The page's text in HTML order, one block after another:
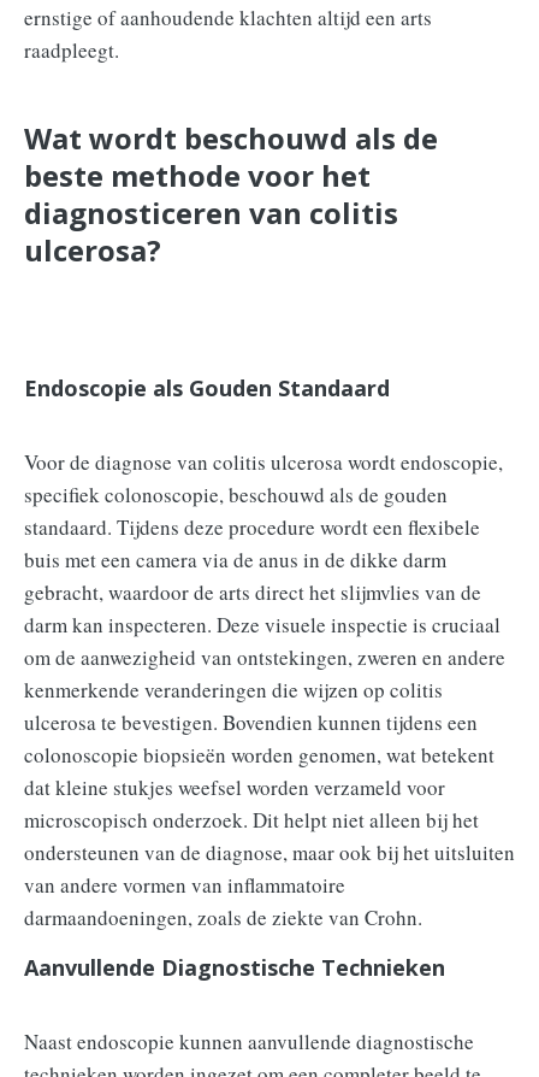
ernstige of aanhoudende klachten altijd een arts
raadpleegt.
Wat wordt beschouwd als de
beste methode voor het
diagnosticeren van colitis
ulcerosa?
Endoscopie als Gouden Standaard
Voor de diagnose van colitis ulcerosa wordt endoscopie,
specifiek colonoscopie, beschouwd als de gouden
standaard. Tijdens deze procedure wordt een flexibele
buis met een camera via de anus in de dikke darm
gebracht, waardoor de arts direct het slijmvlies van de
darm kan inspecteren. Deze visuele inspectie is cruciaal
om de aanwezigheid van ontstekingen, zweren en andere
kenmerkende veranderingen die wijzen op colitis
ulcerosa te bevestigen. Bovendien kunnen tijdens een
colonoscopie biopsieën worden genomen, wat betekent
dat kleine stukjes weefsel worden verzameld voor
microscopisch onderzoek. Dit helpt niet alleen bij het
ondersteunen van de diagnose, maar ook bij het uitsluiten
van andere vormen van inflammatoire
darmaandoeningen, zoals de ziekte van Crohn.
Aanvullende Diagnostische Technieken
Naast endoscopie kunnen aanvullende diagnostische